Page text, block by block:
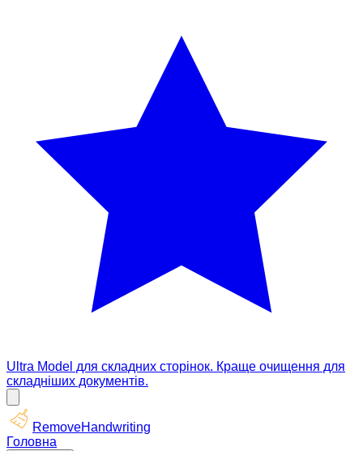
Ultra Model для складних сторінок. Краще очищення для
складніших документів.
RemoveHandwriting
Головна